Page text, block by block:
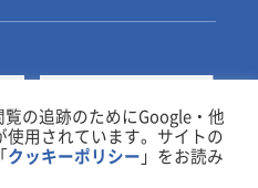
の追跡のためにGoogle・他
用されています。サイトの
クッキーポリシー 」をお読み